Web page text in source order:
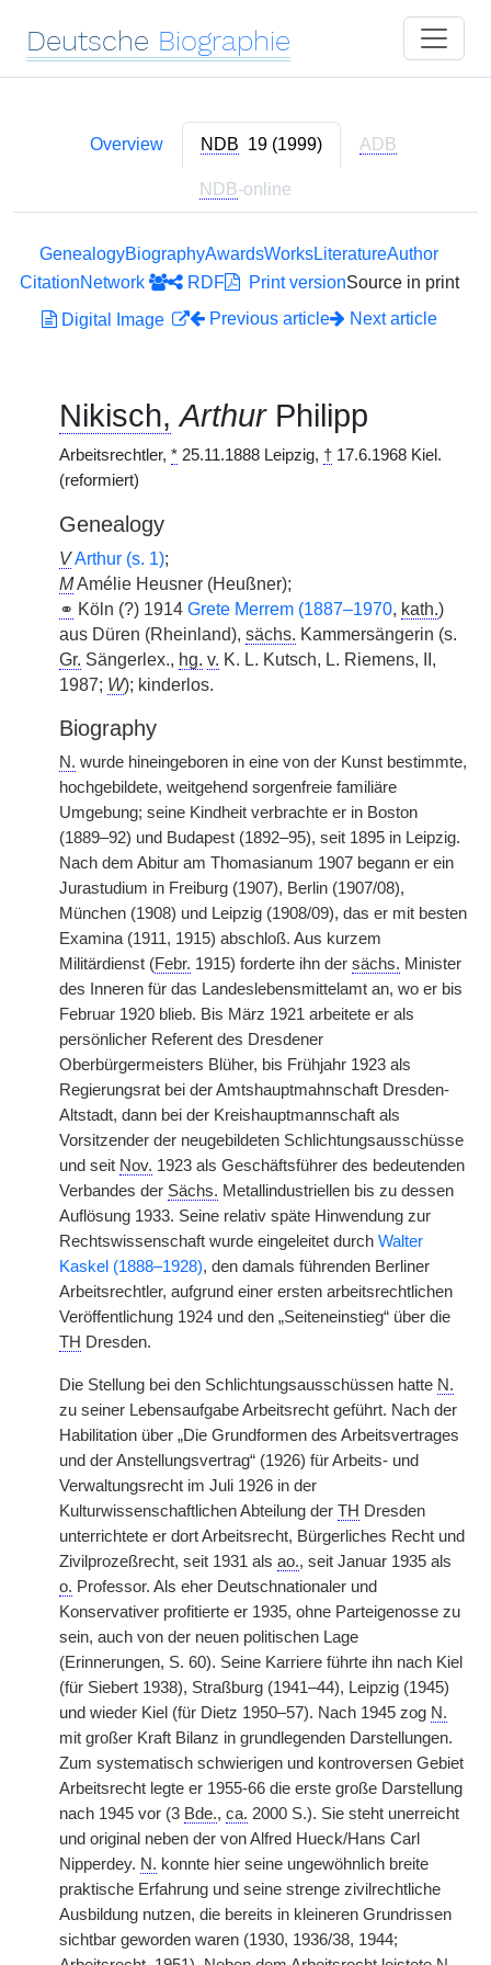
Deutsche Biographie
Overview NDB 19 (1999) ADB
NDB-online
GenealogyBiographyAwardsWorksLiteratureAuthor
CitationNetwork RDF Print versionSource in print
Digital Image
Previous article Next article
Nikisch, ArthurPhilipp
Arbeitsrechtler, * 25.11.1888 Leipzig, † 17.6.1968 Kiel.
(reformiert)
Genealogy
VArthur (s. 1);
MAmélie Heusner (Heußner);
⚭ Köln (?) 1914 Grete Merrem (1887–1970, kath.)
aus Düren (Rheinland), sächs. Kammersängerin (s.
Gr. Sängerlex., hg. v. K. L. Kutsch, L. Riemens, II,
1987; W); kinderlos.
Biography
N. wurde hineingeboren in eine von der Kunst bestimmte,
hochgebildete, weitgehend sorgenfreie familiäre
Umgebung; seine Kindheit verbrachte er in Boston
(1889–92) und Budapest (1892–95), seit 1895 in Leipzig.
Nach dem Abitur am Thomasianum 1907 begann er ein
Jurastudium in Freiburg (1907), Berlin (1907/08),
München (1908) und Leipzig (1908/09), das er mit besten
Examina (1911, 1915) abschloß. Aus kurzem
Militärdienst (Febr. 1915) forderte ihn der sächs. Minister
des Inneren für das Landeslebensmittelamt an, wo er bis
Februar 1920 blieb. Bis März 1921 arbeitete er als
persönlicher Referent des Dresdener
Oberbürgermeisters Blüher, bis Frühjahr 1923 als
Regierungsrat bei der Amtshauptmahnschaft Dresden-
Altstadt, dann bei der Kreishauptmannschaft als
Vorsitzender der neugebildeten Schlichtungsausschüsse
und seit Nov. 1923 als Geschäftsführer des bedeutenden
Verbandes der Sächs. Metallindustriellen bis zu dessen
Auflösung 1933. Seine relativ späte Hinwendung zur
Rechtswissenschaft wurde eingeleitet durch Walter
Kaskel (1888–1928), den damals führenden Berliner
Arbeitsrechtler, aufgrund einer ersten arbeitsrechtlichen
Veröffentlichung 1924 und den „Seiteneinstieg“ über die
TH Dresden.
Die Stellung bei den Schlichtungsausschüssen hatte N.
zu seiner Lebensaufgabe Arbeitsrecht geführt. Nach der
Habilitation über „Die Grundformen des Arbeitsvertrages
und der Anstellungsvertrag“ (1926) für Arbeits- und
Verwaltungsrecht im Juli 1926 in der
Kulturwissenschaftlichen Abteilung der TH Dresden
unterrichtete er dort Arbeitsrecht, Bürgerliches Recht und
Zivilprozeßrecht, seit 1931 als ao., seit Januar 1935 als
o. Professor. Als eher Deutschnationaler und
Konservativer profitierte er 1935, ohne Parteigenosse zu
sein, auch von der neuen politischen Lage
(Erinnerungen, S. 60). Seine Karriere führte ihn nach Kiel
(für Siebert 1938), Straßburg (1941–44), Leipzig (1945)
und wieder Kiel (für Dietz 1950–57). Nach 1945 zog N.
mit großer Kraft Bilanz in grundlegenden Darstellungen.
Zum systematisch schwierigen und kontroversen Gebiet
Arbeitsrecht legte er 1955-66 die erste große Darstellung
nach 1945 vor (3 Bde., ca. 2000 S.). Sie steht unerreicht
und original neben der von Alfred Hueck/Hans Carl
Nipperdey. N. konnte hier seine ungewöhnlich breite
praktische Erfahrung und seine strenge zivilrechtliche
Ausbildung nutzen, die bereits in kleineren Grundrissen
sichtbar geworden waren (1930, 1936/38, 1944;